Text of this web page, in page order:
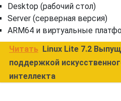
Desktop (рабочий стол)
Server (серверная версия)
ARM64 и виртуальные
Читать
Linux Lite 7.2
поддержкой
интеллекта